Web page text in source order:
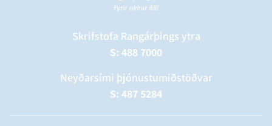
Skrifstofa Rangárþings ytra
S: 488 7000
Neyðarsími þjónustumiðstöðvar
S: 487 5284